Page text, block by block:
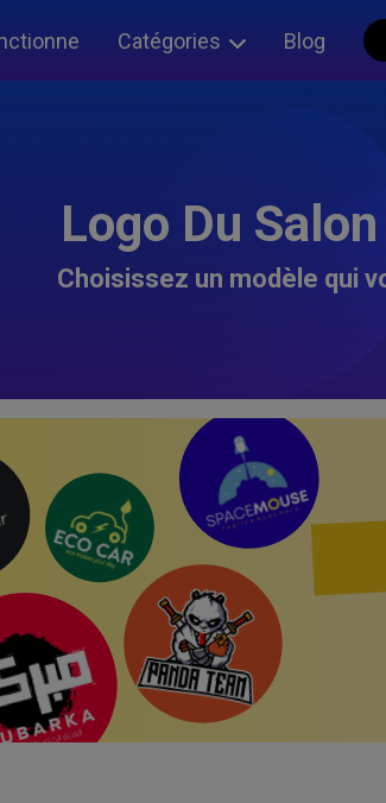
Catégories Blog
Logo Du
Choisissez un modèle qui